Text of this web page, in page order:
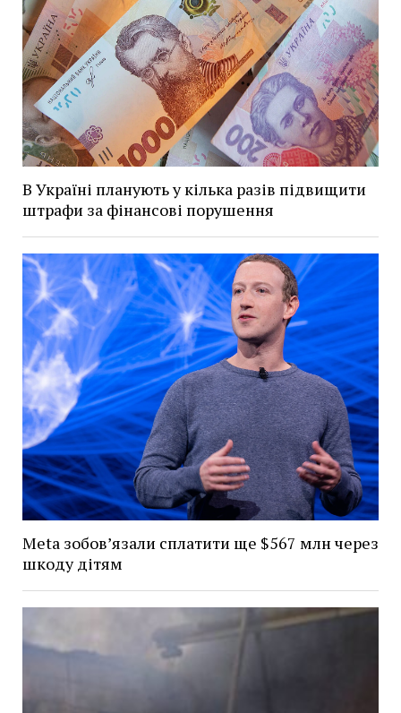
В Україні планують у кілька разів підвищити
штрафи за фінансові порушення
Meta зобов’язали сплатити ще $567 млн через
шкоду дітям